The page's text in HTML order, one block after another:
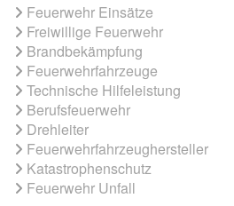
Feuerwehr Einsätze
Freiwillige Feuerwehr
Brandbekämpfung
Feuerwehrfahrzeuge
Technische Hilfeleistung
Berufsfeuerwehr
Drehleiter
Feuerwehrfahrzeughersteller
Katastrophenschutz
Feuerwehr Unfall